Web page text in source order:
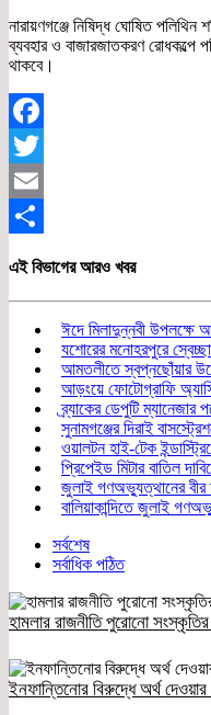
নারায়ণগঞ্জে নিষিদ্ধ ঘোষিত পলিথিন
ব্যবহার ও বাজারজাতকরণ রোধকল্পে
থাকবে।
Facebook
Twitter
Email
এই বিভাগের আরও খবর
ঈদে মিলাদুন্নবী উপলক্ষে
যশোরের মনোহরপুরে
আমতলীতে স্বপ্নছোঁয়ার
আড়ংয়ে ফোটোগ্রাফি
ব্র্যাকের ডেপুটি
সুনামগঞ্জের দিরাই
ওয়ালটন হাই-টেক
প্রিপেইড মিটার বাতিল
জুলাই গণঅভ্যুত্থানের বীর
বালিয়াকান্দিতে জুলাই
সর্বশেষ
সর্বাধিক পঠিত
হামলার রাজনীতি পুরোনো সংস্কৃতির
ইনফান্তিনোর বিরুদ্ধে অর্থ